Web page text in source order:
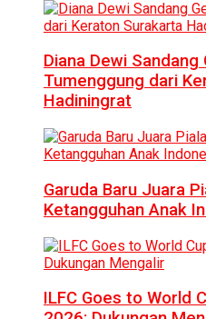
Diana Dewi Sandang
Tumenggung dari
Hadiningrat
Garuda Baru Juara
Ketangguhan Anak
ILFC Goes to World